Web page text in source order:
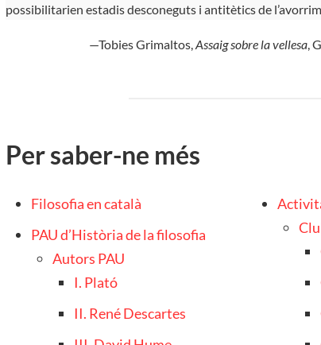
possibilitarien estadis desconeguts i antitètics de
—Tobies Grimaltos,Assaig sobre la vellesa,
Per saber-ne més
Filosofia en català
PAU d’Història de la filosofia
Autors PAU
I. Plató
II. René Descartes